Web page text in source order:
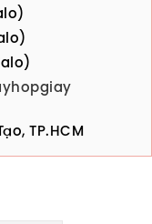
TP.HCM